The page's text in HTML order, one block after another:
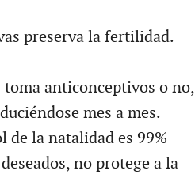
preserva la fertilidad.
anticonceptivos o no,
mes a mes.
de la natalidad es 99%
no protege a la